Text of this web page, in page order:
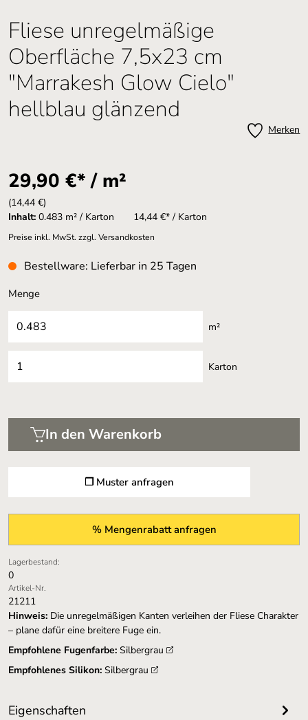
Fliese unregelmäßige
Oberfläche 7,5x23 cm
"Marrakesh Glow Cielo"
hellblau glänzend
Merken
29,90 €* / m²
(14,44 €)
Inhalt: 0.483 m² / Karton 14,44 €* / Karton
Preise inkl. MwSt. zzgl. Versandkosten
Bestellware: Lieferbar in 25 Tagen
❐ Muster anfragen
Menge
m²
Karton
In den Warenkorb
% Mengenrabatt anfragen
Lagerbestand:
0
Artikel-Nr.
21211
Hinweis:Die unregelmäßigen Kanten verleihen der Fliese Charakter
– plane dafür eine breitere Fuge ein.
Empfohlene Fugenfarbe: Silbergrau
Empfohlenes Silikon: Silbergrau
Eigenschaften